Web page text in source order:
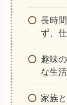
長時
ず、
趣味
な生
家族